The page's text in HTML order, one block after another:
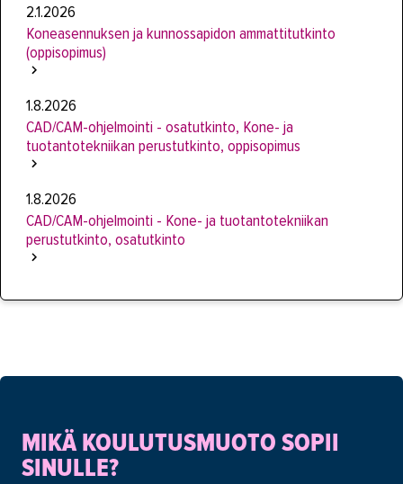
2.1.2026
Koneasennuksen ja kunnossapidon ammattitutkinto
(oppisopimus)
1.8.2026
CAD/CAM-ohjelmointi - osatutkinto, Kone- ja
tuotantotekniikan perustutkinto, oppisopimus
1.8.2026
CAD/CAM-ohjelmointi - Kone- ja tuotantotekniikan
perustutkinto, osatutkinto
MIKÄ KOULUTUSMUOTO SOPII
SINULLE?